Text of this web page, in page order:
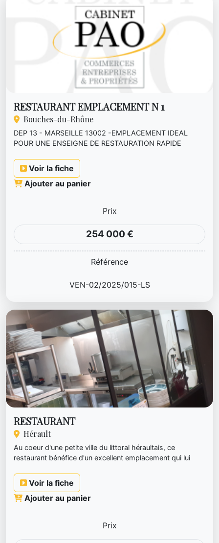
RESTAURANT EMPLACEMENT N 1
Bouches-du-Rhône
DEP 13 - MARSEILLE 13002 -EMPLACEMENT IDEAL
POUR UNE ENSEIGNE DE RESTAURATION RAPIDE
Voir la fiche
Ajouter au panier
Prix
254 000 €
Référence
VEN-02/2025/015-LS
RESTAURANT
Hérault
Au coeur d'une petite ville du littoral héraultais, ce
restaurant bénéfice d'un excellent emplacement qui lui
Voir la fiche
Ajouter au panier
Prix